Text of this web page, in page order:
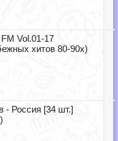
Vol.01-17
хитов 80-90х)
- Россия [34 шт.]